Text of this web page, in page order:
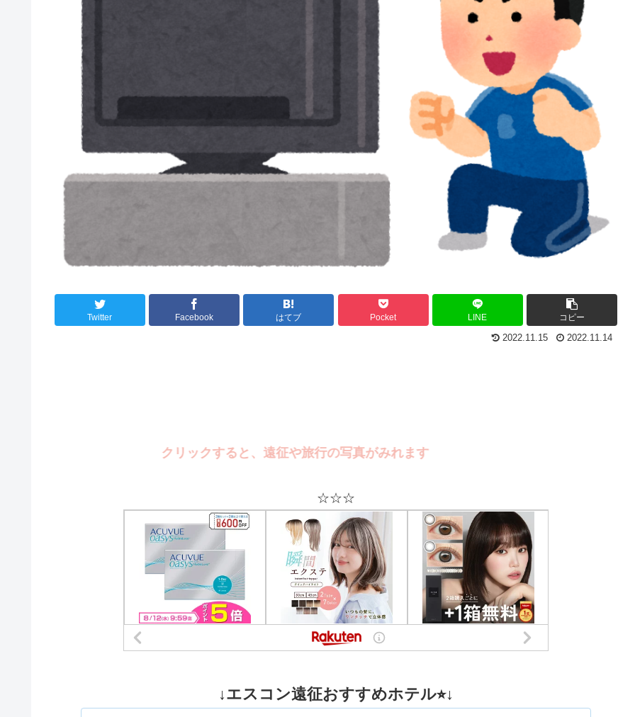
Twitter Facebook はてブ Pocket LINE コピー
2022.11.15 2022.11.14
クリックすると、遠征や旅行の写真がみれます
☆☆☆
↓エスコン遠征おすすめホテル⭐︎↓